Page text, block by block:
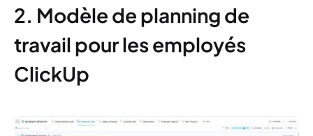
2. Modèle de planning de
travail pour les employés
ClickUp